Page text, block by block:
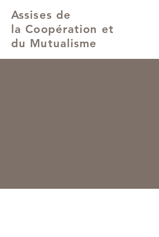
Assises de
la Coopération et
du Mutualisme